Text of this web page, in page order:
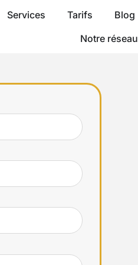
Services Tarifs
Blog
Notre réseau